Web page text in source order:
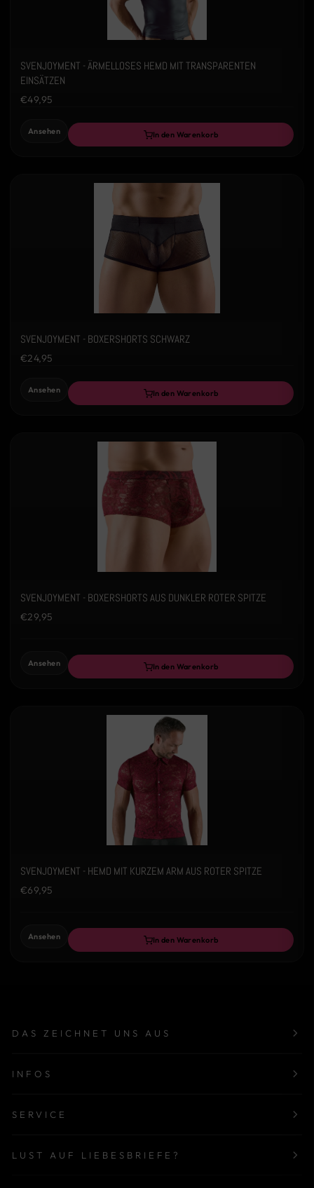
SVENJOYMENT - ÄRMELLOSES HEMD MIT TRANSPARENTEN
EINSÄTZEN
€49,95
Ansehen In den Warenkorb
SVENJOYMENT - BOXERSHORTS SCHWARZ
€24,95
Ansehen In den Warenkorb
SVENJOYMENT - BOXERSHORTS AUS DUNKLER ROTER SPITZE
€29,95
Ansehen In den Warenkorb
SVENJOYMENT - HEMD MIT KURZEM ARM AUS ROTER SPITZE
€69,95
Ansehen In den Warenkorb
DAS ZEICHNET UNS AUS
INFOS
SERVICE
LUST AUF LIEBESBRIEFE?